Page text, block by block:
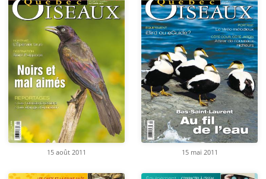
15 août 2011 15 mai 2011